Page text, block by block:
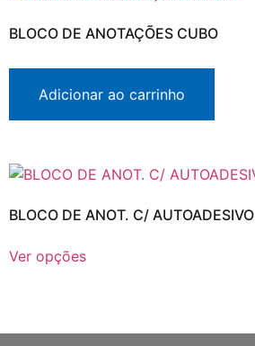
BLOCO DE ANOTAÇÕES CUBO
Adicionar ao carrinho
BLOCO DE ANOT. C/ AUTOADESIVO
Ver opções